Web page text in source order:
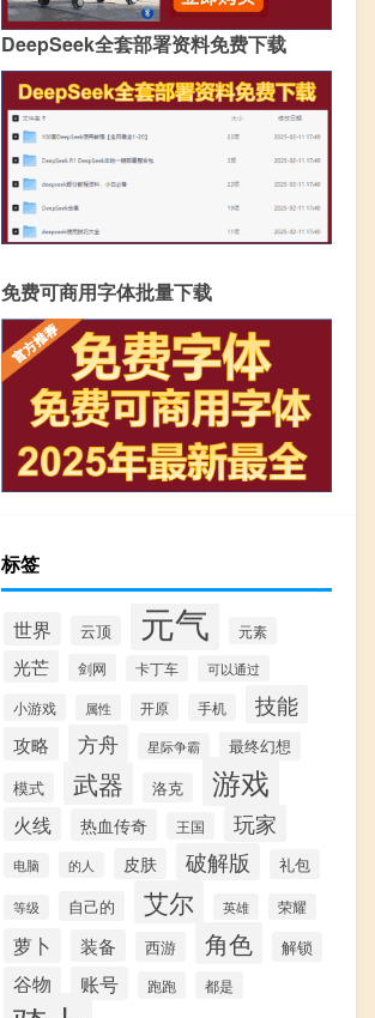
DeepSeek全套部署资料免费下载
免费可商用字体批量下载
标签
世界 云顶 元气 元素
光芒 剑网 卡丁车 可以通过
小游戏 属性 开原 手机 技能
攻略 方舟 星际争霸 最终幻想
模式 武器 洛克 游戏
火线 热血传奇 王国 玩家
电脑 的人 皮肤 破解版 礼包
等级 自己的 艾尔 英雄 荣耀
萝卜 装备 西游 角色 解锁
谷物 账号 跑跑 都是